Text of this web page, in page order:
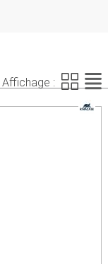
Affichage :